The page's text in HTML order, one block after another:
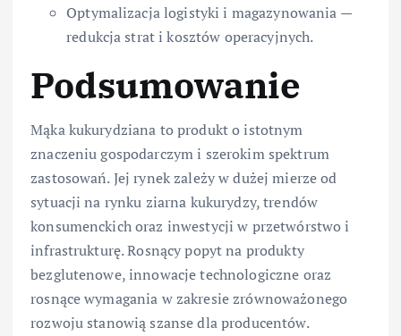
Optymalizacja logistyki i magazynowania —
redukcja strat i kosztów operacyjnych.
Podsumowanie
Mąka kukurydziana to produkt o istotnym
znaczeniu gospodarczym i szerokim spektrum
zastosowań. Jej rynek zależy w dużej mierze od
sytuacji na rynku ziarna kukurydzy, trendów
konsumenckich oraz inwestycji w przetwórstwo i
infrastrukturę. Rosnący popyt na produkty
bezglutenowe, innowacje technologiczne oraz
rosnące wymagania w zakresie zrównoważonego
rozwoju stanowią szanse dla producentów.